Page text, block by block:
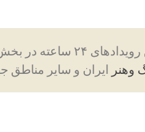
، اجتماعی ، سیاسی ،
وهنر ایران و سایر مناطق